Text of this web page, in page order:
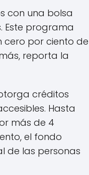
con una bolsa
Este programa
cero por ciento de
reporta la
créditos
Hasta
más de 4
el fondo
de las personas